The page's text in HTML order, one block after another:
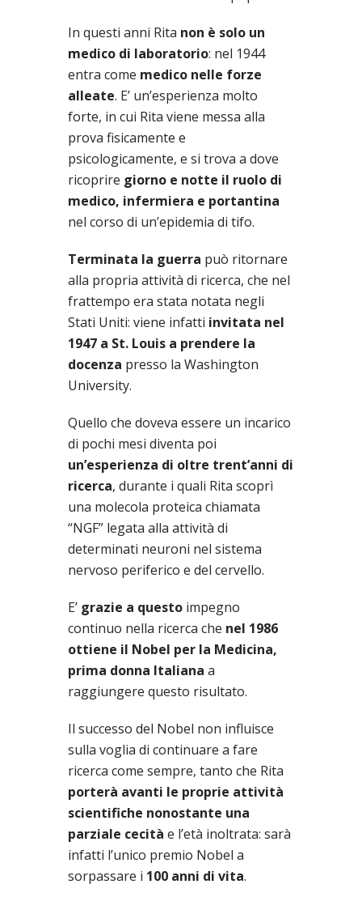
In questi anni Rita non è solo un
medico di laboratorio: nel 1944
entra come medico nelle forze
alleate. E’ un’esperienza molto
forte, in cui Rita viene messa alla
prova fisicamente e
psicologicamente, e si trova a dove
ricoprire giorno e notte il ruolo di
medico, infermiera e portantina
nel corso di un’epidemia di tifo.
Terminata la guerra può ritornare
alla propria attività di ricerca, che nel
frattempo era stata notata negli
Stati Uniti: viene infatti invitata nel
1947 a St. Louis a prendere la
docenza presso la Washington
University.
Quello che doveva essere un incarico
di pochi mesi diventa poi
un’esperienza di oltre trent’anni di
ricerca, durante i quali Rita scoprì
una molecola proteica chiamata
“NGF” legata alla attività di
determinati neuroni nel sistema
nervoso periferico e del cervello.
E’ grazie a questo impegno
continuo nella ricerca che nel 1986
ottiene il Nobel per la Medicina,
prima donna Italiana a
raggiungere questo risultato.
Il successo del Nobel non influisce
sulla voglia di continuare a fare
ricerca come sempre, tanto che Rita
porterà avanti le proprie attività
scientifiche nonostante una
parziale cecità e l’età inoltrata: sarà
infatti l’unico premio Nobel a
sorpassare i 100 anni di vita.